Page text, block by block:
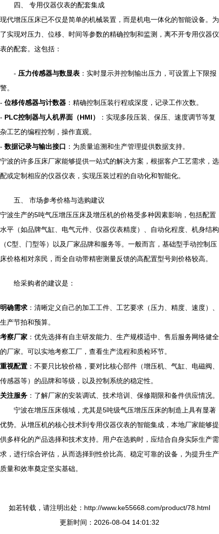
四、 专用仪器仪表的配套集成
现代增压压床已不仅是简单的机械装置，而是机电一体化的智能设备。为
了实现对压力、位移、时间等参数的精确控制和监测，离不开专用仪器仪
表的配套。这包括：
- 压力传感器与数显表 ：实时显示并控制输出压力，可设置上下限报
警。
- 位移传感器与计数器 ：精确控制压装行程或深度，记录工作次数。
- PLC控制器与人机界面（HMI）
：实现多段压装、保压、速度调节等复
杂工艺的编程控制，操作直观。
- 数据记录与输出接口 ：为质量追溯和生产管理提供数据支持。
宁波的许多压床厂家能够提供一站式的解决方案，根据客户工艺需求，选
配或定制相应的仪器仪表，实现压装过程的自动化和智能化。
五、 市场参考价格与选购建议
宁波生产的5吨气压增压压床及增压机的价格受多种因素影响，包括配置
水平（如品牌气缸、电气元件、仪器仪表精度）、自动化程度、机身结构
（C型、门型等）以及厂家品牌和服务等。一般而言，基础型手动控制压
床价格相对亲民，而全自动带精密测量反馈的高配置型号则价格较高。
给采购者的建议是：
明确需求 ：清晰定义自己的加工工件、工艺要求（压力、精度、速度）、
生产节拍和预算。
考察厂家 ：优先选择有自主研发能力、生产规模适中、售后服务网络健全
的厂家。可以实地考察工厂，查看生产流程和质检环节。
重视配置 ：不要只比较价格，要对比核心部件（增压机、气缸、电磁阀、
传感器等）的品牌和等级，以及控制系统的稳定性。
关注服务 ：了解厂家的安装调试、技术培训、保修期限和备件供应情况。
宁波在增压压床领域，尤其是5吨级气压增压压床的制造上具有显著
优势。从增压机的核心技术到专用仪器仪表的智能集成，本地厂家能够提
供多样化的产品选择和技术支持。用户在选购时，应结合自身实际生产需
求，进行综合评估，从而选择到性价比高、稳定可靠的设备，为提升生产
质量和效率奠定坚实基础。
如若转载，请注明出处：http://www.ke55668.com/product/78.html
更新时间：2026-08-04 14:01:32